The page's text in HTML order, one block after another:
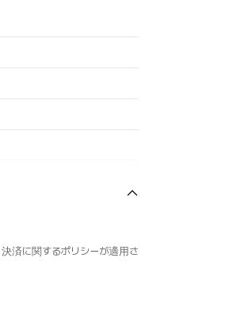
済に関するポリシーが適用さ